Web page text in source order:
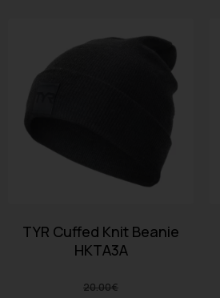
TYR Cuffed Knit Beanie
HKTA3A
20.00€